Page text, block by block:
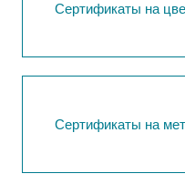
Сертификаты на
Сертификаты на